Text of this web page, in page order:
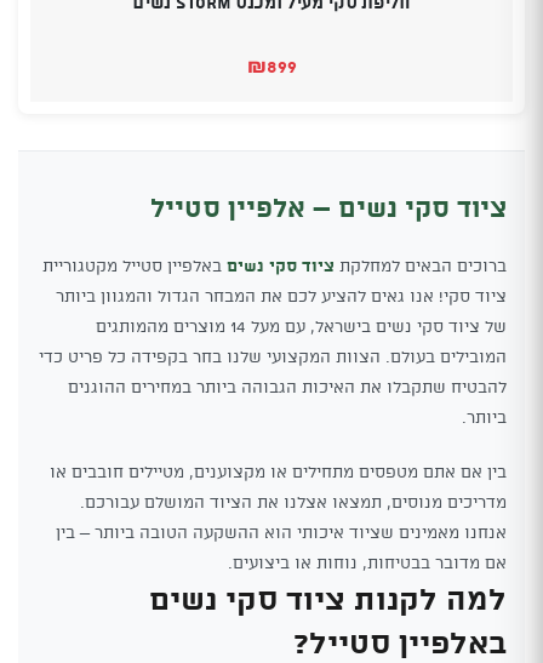
₪899
ציוד סקי נשים – אלפיין סטייל
ברוכים הבאים למחלקת ציוד סקי נשים באלפיין סטייל מקטגוריית
ציוד סקי! אנו גאים להציע לכם את המבחר הגדול והמגוון ביותר
של ציוד סקי נשים בישראל, עם מעל 14 מוצרים מהמותגים
המובילים בעולם. הצוות המקצועי שלנו בחר בקפידה כל פריט כדי
להבטיח שתקבלו את האיכות הגבוהה ביותר במחירים ההוגנים
ביותר.
בין אם אתם מטפסים מתחילים או מקצוענים, מטיילים חובבים או
מדריכים מנוסים, תמצאו אצלנו את הציוד המושלם עבורכם.
אנחנו מאמינים שציוד איכותי הוא ההשקעה הטובה ביותר – בין
אם מדובר בבטיחות, נוחות או ביצועים.
למה לקנות ציוד סקי נשים
באלפיין סטייל?